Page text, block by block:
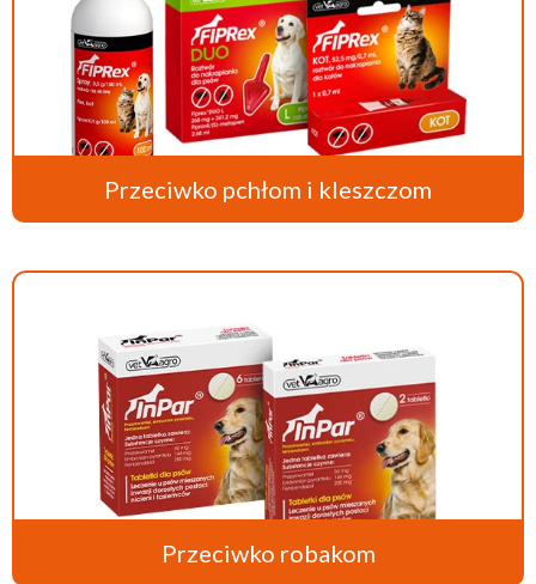
Przeciwko pchłom i kleszczom
Przeciwko robakom